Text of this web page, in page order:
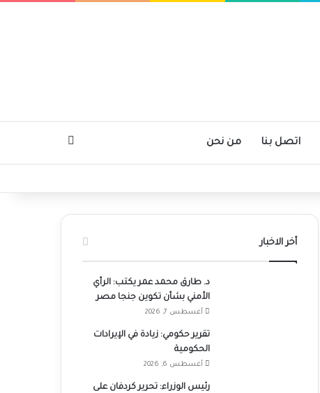
اتصل بنا من نحن
أخر الاخبار
د. طارق محمد عمر يكتب: الرأي
الأمني بشأن تكوين جنجا مصر
أغسطس 7, 2026
تقرير حكومي: زيادة في الإيرادات
الحكومية
أغسطس 6, 2026
رئيس الوزراء: تحرير كردفان على